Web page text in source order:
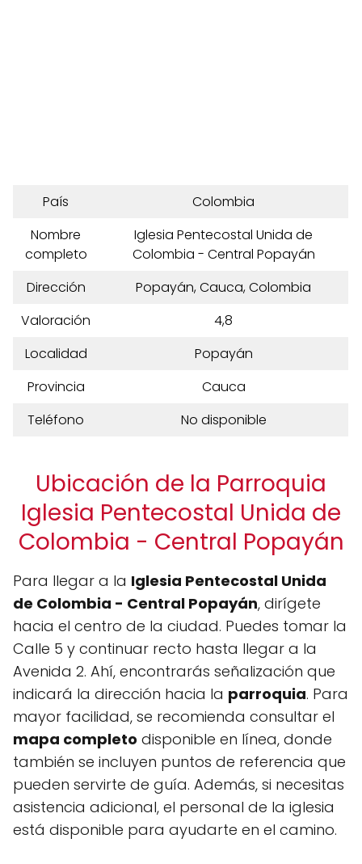
País
Colombia
Nombre
completo
Iglesia Pentecostal Unida de
Colombia - Central Popayán
Dirección
Popayán, Cauca, Colombia
Valoración
4,8
Localidad
Popayán
Provincia
Cauca
Teléfono
No disponible
Ubicación de la Parroquia
Iglesia Pentecostal Unida de
Colombia - Central Popayán
Para llegar a la Iglesia Pentecostal Unida
de Colombia - Central Popayán, dirígete
hacia el centro de la ciudad. Puedes tomar la
Calle 5 y continuar recto hasta llegar a la
Avenida 2. Ahí, encontrarás señalización que
indicará la dirección hacia la parroquia. Para
mayor facilidad, se recomienda consultar el
mapa completo disponible en línea, donde
también se incluyen puntos de referencia que
pueden servirte de guía. Además, si necesitas
asistencia adicional, el personal de la iglesia
está disponible para ayudarte en el camino.